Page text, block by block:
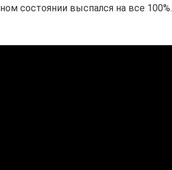
состоянии выспался на все 100%.